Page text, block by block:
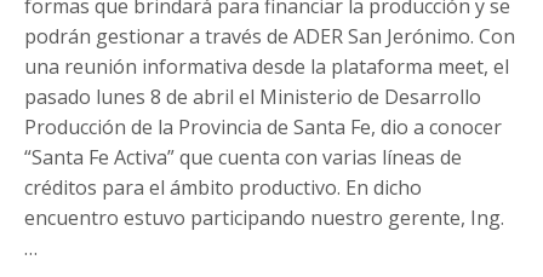
2024
formas que brindará para financiar la producción y se
podrán gestionar a través de ADER San Jerónimo. Con
una reunión informativa desde la plataforma meet, el
pasado lunes 8 de abril el Ministerio de Desarrollo
Producción de la Provincia de Santa Fe, dio a conocer
“Santa Fe Activa” que cuenta con varias líneas de
créditos para el ámbito productivo. En dicho
encuentro estuvo participando nuestro gerente, Ing.
…